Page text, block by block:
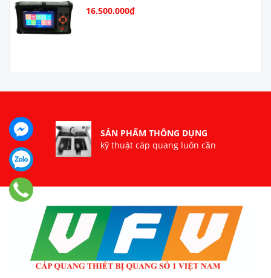
16.500.000₫
SẢN PHẨM THÔNG DỤNG
kỹ thuật cáp quang luôn cần